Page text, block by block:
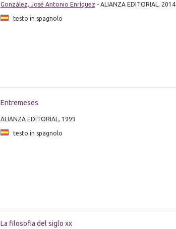
González, José Antonio Enríquez - ALIANZA EDITORIAL, 2014
testo in spagnolo
Entremeses
ALIANZA EDITORIAL, 1999
testo in spagnolo
La filosofia del siglo xx